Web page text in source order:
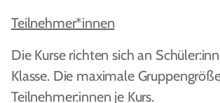
Teilnehmer*innen
Die Kurse richten sich an
Klasse. Die maximale
Teilnehmer:innen je Kurs.